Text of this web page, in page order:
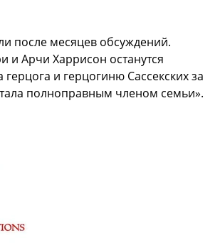
после месяцев обсуждений.
и Арчи Харрисон останутся
и герцогиню Сассекских за
полноправным членом семьи».